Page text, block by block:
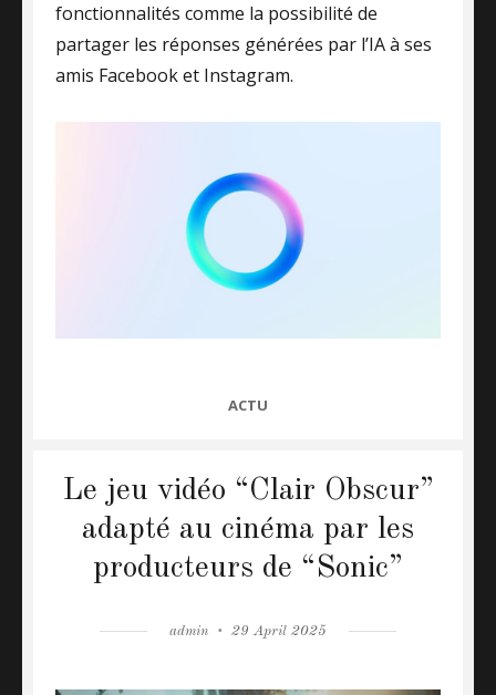
fonctionnalités comme la possibilité de
partager les réponses générées par l’IA à ses
amis Facebook et Instagram.
CATEGORIES
ACTU
Le jeu vidéo “Clair Obscur”
adapté au cinéma par les
producteurs de “Sonic”
Author
admin
Posted
29 April 2025